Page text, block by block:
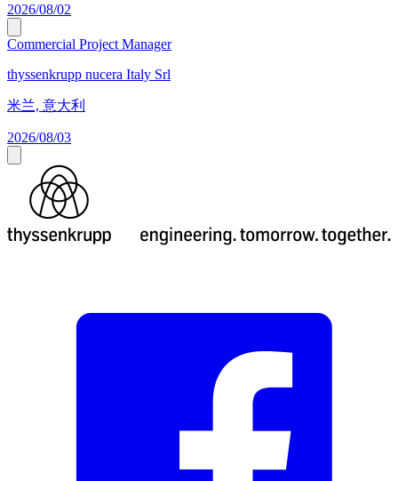
2026/08/02
Commercial Project Manager
thyssenkrupp nucera Italy Srl
米兰, 意大利
2026/08/03